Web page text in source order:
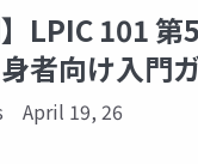
】LPIC 101
者向け入門
April 19, 26